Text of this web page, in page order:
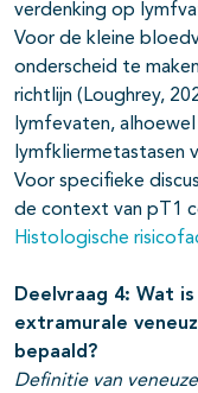
verdenking op
Voor de kleine
onderscheid te
richtlijn (Loughrey,
lymfevaten,
lymfkliermetastasen
Voor specifieke
de context van pT1
Histologische
Deelvraag 4: Wat
extramurale
bepaald?
Definitie van